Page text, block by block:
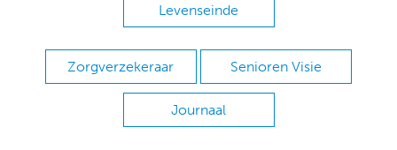
Levenseinde
Zorgverzekeraar Senioren Visie
Journaal